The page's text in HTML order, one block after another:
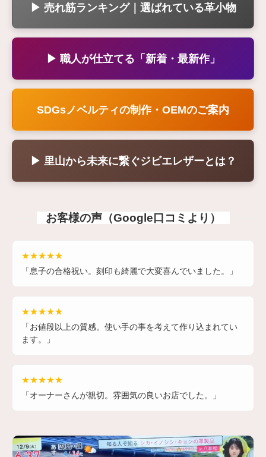
▶ 売れ筋ランキング｜選ばれている革小物
▶ 職人が仕立てる「新着・最新作」
SDGsノベルティの制作・OEMのご案内
▶ 里山から未来に繋ぐジビエレザーとは？
お客様の声（Google口コミより）
★★★★★
「息子の合格祝い。刻印も綺麗で大変喜んでいました。」
★★★★★
「お値段以上の質感。使い手の事を考えて作り込まれてい
ます。」
★★★★★
「オーナーさんが親切。雰囲気の良いお店でした。」